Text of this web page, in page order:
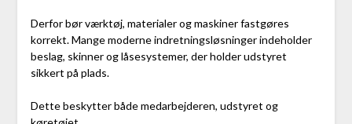
Derfor bør værktøj, materialer og maskiner fastgøres
korrekt. Mange moderne indretningsløsninger indeholder
beslag, skinner og låsesystemer, der holder udstyret
sikkert på plads.
Dette beskytter både medarbejderen, udstyret og